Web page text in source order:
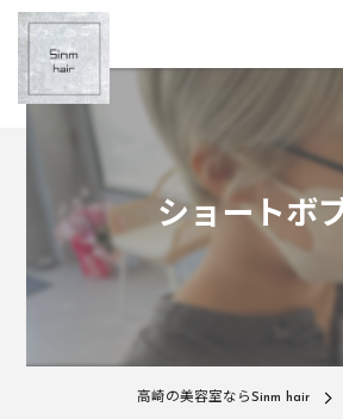
ショートボ
高崎の美容室ならSinm hair